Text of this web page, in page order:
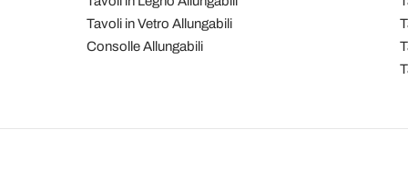
Tavoli in Vetro Allungabili
Consolle Allungabili